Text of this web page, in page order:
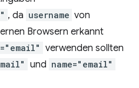
, da username von
Browsern erkannt
verwenden sollten
und name="email"